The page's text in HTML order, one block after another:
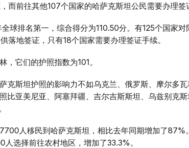
而前往其他107个国家的哈萨克斯坦公民需要办理签
球排名第一，综合得分为110.50分。有125个国家
落地签证，只有18个国家需要办理签证手续。
，它们的护照指数为101。
克斯坦护照的影响力不如乌克兰、俄罗斯、摩尔多
比亚美尼亚、阿塞拜疆、吉尔吉斯斯坦、乌兹别克
人移民到哈萨克斯坦，相比去年同期增加了87%
选择前往农村地区，增加了33.3%。